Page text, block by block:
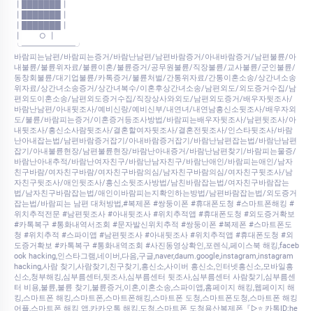
┃ ○ ┃
╰━━━━━━━╯
바람피는남편/바람피는증거/바람난남편/남편바람증거/아내바람증거/남편불륜/아
내불륜/불륜위자료/불륜이혼/불륜증거/공무원불륜/직장불륜/교사불륜/군인불륜/
동창회불륜/대기업불륜/카톡증거/불륜처벌/간통위자료/간통이혼소송/상간녀소송
위자료/상간녀소송증거/상간녀복수/이혼후상간녀소송/남편외도/외도증거수집/남
편외도이혼소송/남편외도증거수집/직장상사와외도/남편외도증거/배우자뒷조사/
바람난남편/아내뒷조사/예비신랑/예비신부/내연녀/내연남흥신소뒷조사/배우자외
도/불륜/바람피는증거/이혼증거등조사방법/바람피는배우자뒷조사/남편뒷조사/아
내뒷조사/흥신소사람뒷조사/결혼할여자뒷조사/결혼전뒷조사/인스타뒷조사/바람
난아내잡는법/남편바람증거잡기/아내바람증거잡기/바람난남편잡는법/바람난남편
잡기/아내불륜현장/남편불륜현장/바람난아내증거/바람난남편찾기/바람피는물증/
바람난아내추적/바람난여자친구/바람난남자친구/바람난애인/바람피는애인/남자
친구바람/여자친구바람/여자친구바람의심/남자친구바람의심/여자친구뒷조사/남
자친구뒷조사/애인뒷조사/흥신소뒷조사방법/남친바람잡는법/여자친구바람잡는
법/남자친구바람잡는법/애인이바람피는지확인하는방법/남편바람잡는법/외도증거
잡는법/바람피는 남편 대처방법,#복제폰 #쌍둥이폰 #휴대폰도청 #스마트폰해킹 #
위치추적전문 #남편뒷조사 #아내뒷조사 #위치추적앱 #휴대폰도청 #외도증거확보
#카톡복구 #통화내역서조회 #문자발신위치추적 #쌍둥이폰 #복제폰 #스마트폰도
청 #위치추적 #스파이앱 #남편뒷조사 #아내뒷조사 #위치추적앱 #휴대폰도청 #외
도증거확보 #카톡복구 #통화내역조회 #사진동영상확인,포렌식,페이스북 해킹,faceb
ook hacking,인스타그램,네이버,다음,구글,naver,daum.google,instagram,instagram
hacking,사람 찾기,사람찾기,친구찾기,흥신소,사이버 흥신소,인터넷흥신소,모바일흥
신소,청부해킹,심부름센터,뒷조사,심부름센터 뒷조사,심부름센터 사람찾기,심부름센
터 비용,불륜,불륜 찾기,불륜증거,이혼,이혼소송,스파이앱,홈페이지 해킹,웹페이지 해
킹,스마트폰 해킹,스마트폰,스마트폰해킹,스마트폰 도청,스마트폰도청,스마트폰 해킹
어플,스마트폰 해킹 앱,카카오톡 해킹,도청,스마트폰 도청용산복제폰『▷⭐ 카톡ID:he